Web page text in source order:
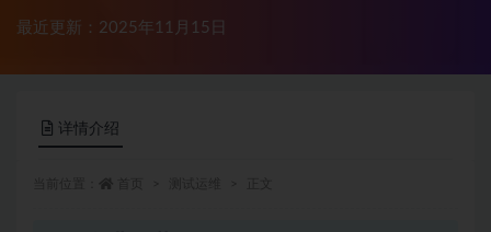
最近更新：2025年11月15日
详情介绍